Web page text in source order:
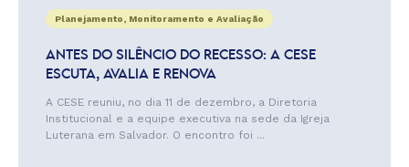
Planejamento, Monitoramento e Avaliação
ANTES DO SILÊNCIO DO RECESSO: A CESE
ESCUTA, AVALIA E RENOVA
A CESE reuniu, no dia 11 de dezembro, a Diretoria
Institucional e a equipe executiva na sede da Igreja
Luterana em Salvador. O encontro foi ...